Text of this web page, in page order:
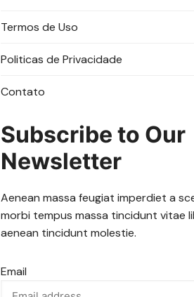
Termos de Uso
Politicas de Privacidade
Contato
Subscribe to Our
Newsletter
Aenean massa feugiat imperdiet a
morbi tempus massa tincidunt vitae
aenean tincidunt molestie.
Email